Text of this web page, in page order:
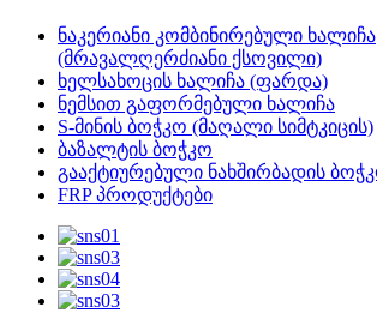
ნაკერიანი კომბინირებული ხალიჩა
(მრავალღერძიანი ქსოვილი)
ხელსახოცის ხალიჩა (ფარდა)
ნემსით გაფორმებული ხალიჩა
S-მინის ბოჭკო (მაღალი სიმტკიცის)
ბაზალტის ბოჭკო
გააქტიურებული ნახშირბადის
FRP პროდუქტები